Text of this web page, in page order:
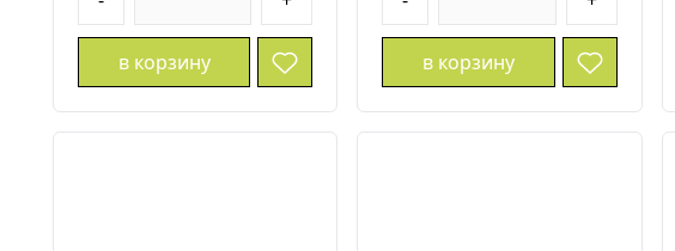
в корзину в корзину